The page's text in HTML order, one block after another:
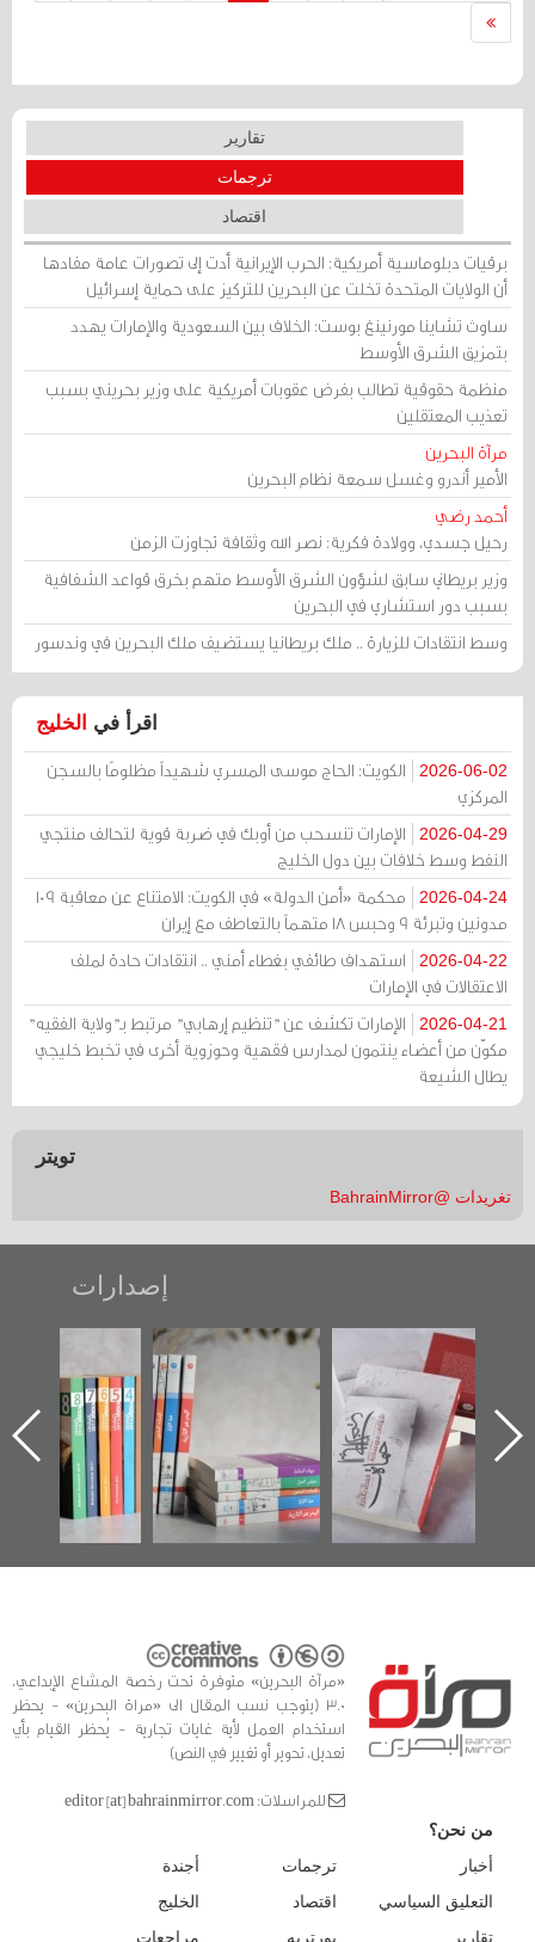
تقارير
ترجمات
اقتصاد
برقيات دبلوماسية أمريكية: الحرب الإيرانية أدت إلى تصورات عامة مفادها
أن الولايات المتحدة تخلت عن البحرين للتركيز على حماية إسرائيل
ساوث تشاينا مورنينغ بوست: الخلاف بين السعودية والإمارات يهدد
بتمزيق الشرق الأوسط
منظمة حقوقية تطالب بفرض عقوبات أمريكية على وزير بحريني بسبب
تعذيب المعتقلين
مرآة البحرين
الأمير أندرو وغسل سمعة نظام البحرين
أحمد رضي
رحيل جسدي، وولادة فكرية: نصر الله وثقافة تجاوزت الزمن
وزير بريطاني سابق لشؤون الشرق الأوسط متهم بخرق قواعد الشفافية
بسبب دور استشاري في البحرين
وسط انتقادات للزيارة .. ملك بريطانيا يستضيف ملك البحرين في وندسور
اقرأ في الخليج
2026-06-02
الكويت: الحاج موسى المسري شهيداً مظلومًا بالسجن
المركزي
2026-04-29
الإمارات تنسحب من أوبك في ضربة قوية لتحالف منتجي
النفط وسط خلافات بين دول الخليج
2026-04-24
محكمة «أمن الدولة» في الكويت: الامتناع عن معاقبة 109
مدونين وتبرئة 9 وحبس 18 متهماً بالتعاطف مع إيران
2026-04-22
استهداف طائفي بغطاء أمني .. انتقادات حادة لملف
الاعتقالات في الإمارات
2026-04-21
الإمارات تكشف عن "تنظيم إرهابي" مرتبط بـ"ولاية الفقيه"
مكوّن من أعضاء ينتمون لمدارس فقهية وحوزوية أخرى في تخبط خليجي
يطال الشيعة
تويتر
تغريدات @BahrainMirror
إصدارات
تصنيف موضوعي
للوثائق البريطانية
يقدمه «مركز أوال»
كتب
"مرآة البحرين"
تصدر حصاد
الساحات 2019
جديدة
عسكري
«مرآة
«مرآة البحرين» متوفرة تحت رخصة المشاع الإبداعي،
3.0 (يتوجب نسب المقال الى «مراة البحرين» - يحظر
استخدام العمل لأية غايات تجارية - يُحظر القيام بأي
تعديل، تحوير أو تغيير في النص)
للمراسلات: editor [at] bahrainmirror.com
من نحن؟
أخبار
التعليق السياسي
تقارير
ترجمات
اقتصاد
بورتريه
أجندة
الخليج
مراجعات